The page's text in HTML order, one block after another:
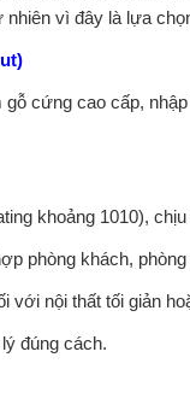
nhiên vì đây là lựa
cứng cao cấp,
khoảng 1010),
phòng khách, phòng
với nội thất tối giản
đúng cách.